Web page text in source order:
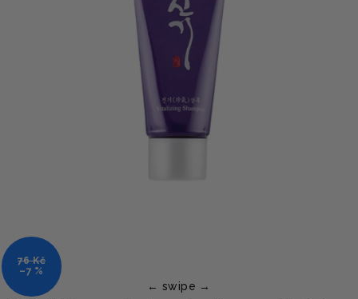
76 Kč
–7 %